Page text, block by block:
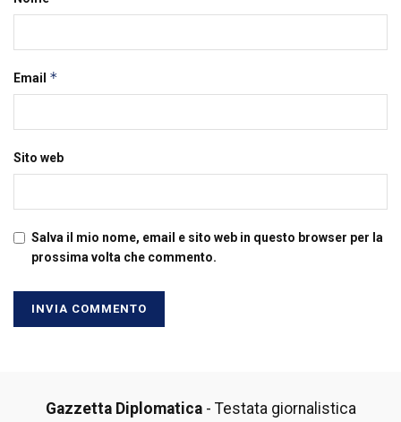
Email *
Sito web
Salva il mio nome, email e sito web in questo browser per la
prossima volta che commento.
Gazzetta Diplomatica- Testata giornalistica